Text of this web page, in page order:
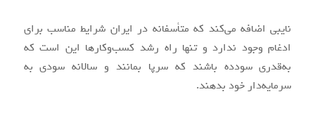
نایبی اضافه می‌کند که متأسفانه در ایران شرایط مناسب برای
ادغام وجود ندارد و تنها راه رشد کسب‌وکارها این است که
به‌قدری سودده باشند که سرپا بمانند و سالانه سودی به
سرمایه‌دار خود بدهند.